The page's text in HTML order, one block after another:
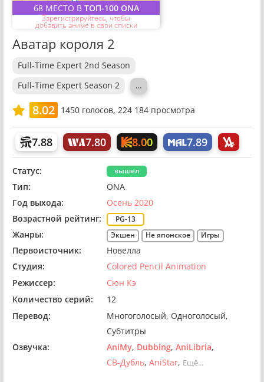
68 МЕСТО В ТОП-100 ONA
Зарегистрируйтесь, чтобы
добавить аниме в свои списки
Аватар короля 2
Full-Time Expert 2nd Season
Full-Time Expert Season 2
…
8.02 1450голосов, 224 184 просмотра
7.88 7.80 8.00 7.89
Статус: вышел
Тип:
ONA
Год выхода:
Осень 2020
Возрастной рейтинг:
PG-13
Жанры: Экшен Не японское Игры
Первоисточник:
Новелла
Студия:
Colored Pencil Animation
Режиссер:
Сюн Кэ
Количество серий:
12
Перевод:
Многоголосый Одноголосый
Субтитры
Озвучка:
AniMy Dubbing AniLibria
СВ-Дубль AniStar Ещё...